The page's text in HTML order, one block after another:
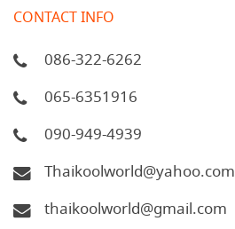
CONTACT INFO
086-322-6262
065-6351916
090-949-4939
Thaikoolworld@yahoo.com
thaikoolworld@gmail.com